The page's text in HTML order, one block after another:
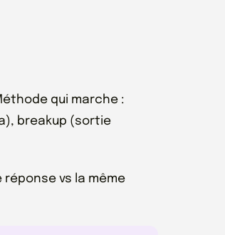
qui marche :
breakup (sortie
réponse vs la même